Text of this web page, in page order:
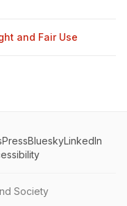
and Fair Use
PressBlueskyLinkedIn
Society